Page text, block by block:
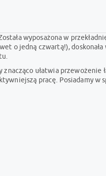
wyposażona w
o jedną czwartą!),
ułatwia przewożenie
pracę. Posiadamy w